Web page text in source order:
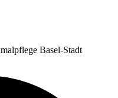
Basel-Stadt